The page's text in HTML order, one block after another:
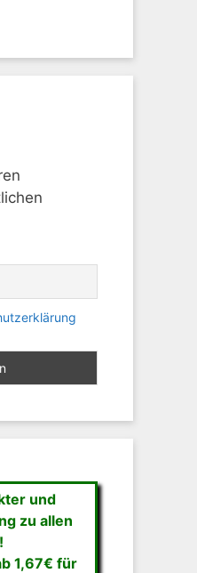
und
zu allen
1,67€ für